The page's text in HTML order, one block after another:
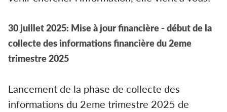
30 juillet 2025: Mise à jour financière - début de la
collecte des informations financière du 2eme
trimestre 2025
Lancement de la phase de collecte des
informations du 2eme trimestre 2025 de